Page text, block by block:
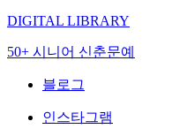
DIGITAL LIBRARY
50+ 시니어 신춘문예
블로그
인스타그램